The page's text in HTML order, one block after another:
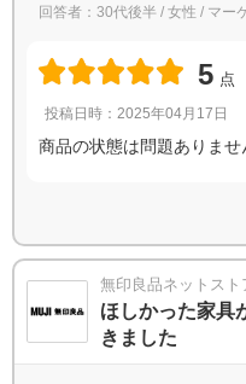
回答者：30代後半 / 女性 / マー
5 点
投稿日時：2025年04月17日
商品の状態は問題ありませ
無印良品ネットスト
ほしかった家具
きました